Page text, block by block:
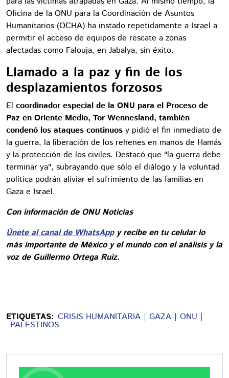
Oficina de la ONU para la Coordinación de Asuntos
Humanitarios (OCHA) ha instado repetidamente a Israel a
permitir el acceso de equipos de rescate a zonas
afectadas como Falouja, en Jabalya, sin éxito.
Llamado a la paz y fin de los
desplazamientos forzosos
El coordinador especial de la ONU para el Proceso de
Paz en Oriente Medio, Tor Wennesland, también
condenó los ataques continuos y pidió el fin inmediato de
la guerra, la liberación de los rehenes en manos de Hamás
y la protección de los civiles. Destacó que "la guerra debe
terminar ya", subrayando que sólo el diálogo y la voluntad
política podrán aliviar el sufrimiento de las familias en
Gaza e Israel.
Con información de ONU Noticias
Únete al canal de WhatsAppy recibe en tu celular lo
más importante de México y el mundo con el análisis y la
voz de Guillermo Ortega Ruiz.
ETIQUETAS: CRISIS HUMANITARIA GAZA ONU
PALESTINOS